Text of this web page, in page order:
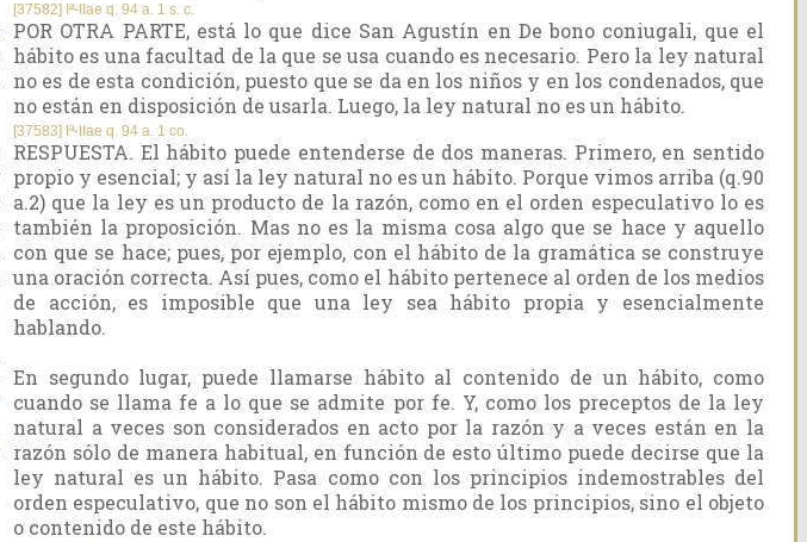
[37582] Iª-IIae q. 94 a. 1 s. c.
POR OTRA PARTE, está lo que dice San Agustín en De bono coniugali, que el
hábito es una facultad de la que se usa cuando es necesario. Pero la ley natural
no es de esta condición, puesto que se da en los niños y en los condenados, que
no están en disposición de usarla. Luego, la ley natural no es un hábito.
[37583] Iª-IIae q. 94 a. 1 co.
RESPUESTA. El hábito puede entenderse de dos maneras. Primero, en sentido
propio y esencial; y así la ley natural no es un hábito. Porque vimos arriba (q.90
a.2) que la ley es un producto de la razón, como en el orden especulativo lo es
también la proposición. Mas no es la misma cosa algo que se hace y aquello
con que se hace; pues, por ejemplo, con el hábito de la gramática se construye
una oración correcta. Así pues, como el hábito pertenece al orden de los medios
de acción, es imposible que una ley sea hábito propia y esencialmente
hablando.
En segundo lugar, puede llamarse hábito al contenido de un hábito, como
cuando se llama fe a lo que se admite por fe. Y, como los preceptos de la ley
natural a veces son considerados en acto por la razón y a veces están en la
razón sólo de manera habitual, en función de esto último puede decirse que la
ley natural es un hábito. Pasa como con los principios indemostrables del
orden especulativo, que no son el hábito mismo de los principios, sino el objeto
o contenido de este hábito.